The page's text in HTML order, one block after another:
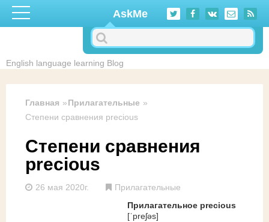
Перейти к основному содержанию
AskMe
English language learning Blog
Главная
Прилагательные
Степени сравнения precious
Степени сравнения
precious
26 мая 2020г.
Прилагательные
Прилагательное precious
[ˈpreʃəs]